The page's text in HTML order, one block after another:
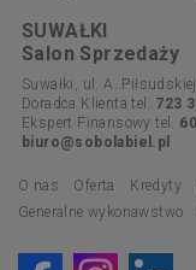
SUWAŁKI
Salon Sprzedaży
Suwałki, ul. A.
Doradca Klienta tel. 723
Ekspert Finansowy tel.
biuro@sobolabiel.pl
O nas Oferta Kredyty
Generalne wykonawstwo